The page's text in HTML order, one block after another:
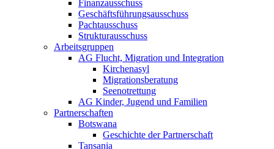
Finanzausschuss
Geschäftsführungsausschuss
Pachtausschuss
Strukturausschuss
Arbeitsgruppen
AG Flucht, Migration und Integration
Kirchenasyl
Migrationsberatung
Seenotrettung
AG Kinder, Jugend und Familien
Partnerschaften
Botswana
Geschichte der Partnerschaft
Tansania